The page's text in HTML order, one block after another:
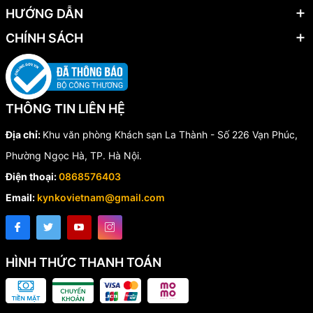
HƯỚNG DẪN
CHÍNH SÁCH
THÔNG TIN LIÊN HỆ
Địa chỉ: Khu văn phòng Khách sạn La Thành - Số 226 Vạn Phúc,
Phường Ngọc Hà, TP. Hà Nội.
Điện thoại:0868576403
Email: kynkovietnam@gmail.com
HÌNH THỨC THANH TOÁN